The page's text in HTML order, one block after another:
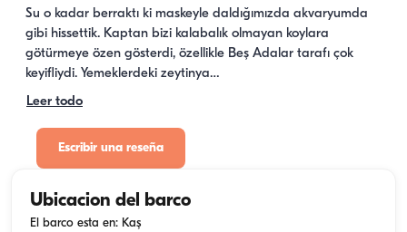
Su o kadar berraktı ki maskeyle daldığımızda akvaryumda
gibi hissettik. Kaptan bizi kalabalık olmayan koylara
götürmeye özen gösterdi, özellikle Beş Adalar tarafı çok
keyifliydi. Yemeklerdeki zeytinya…
Leer todo
Escribir una reseña
Ubicacion del barco
El barco esta en: Kaş